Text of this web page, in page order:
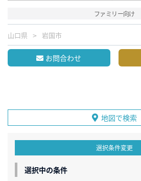
ファミリー向け
山口県 岩国市
お問合わせ
地図で検索
選択条件変更
選択中の条件